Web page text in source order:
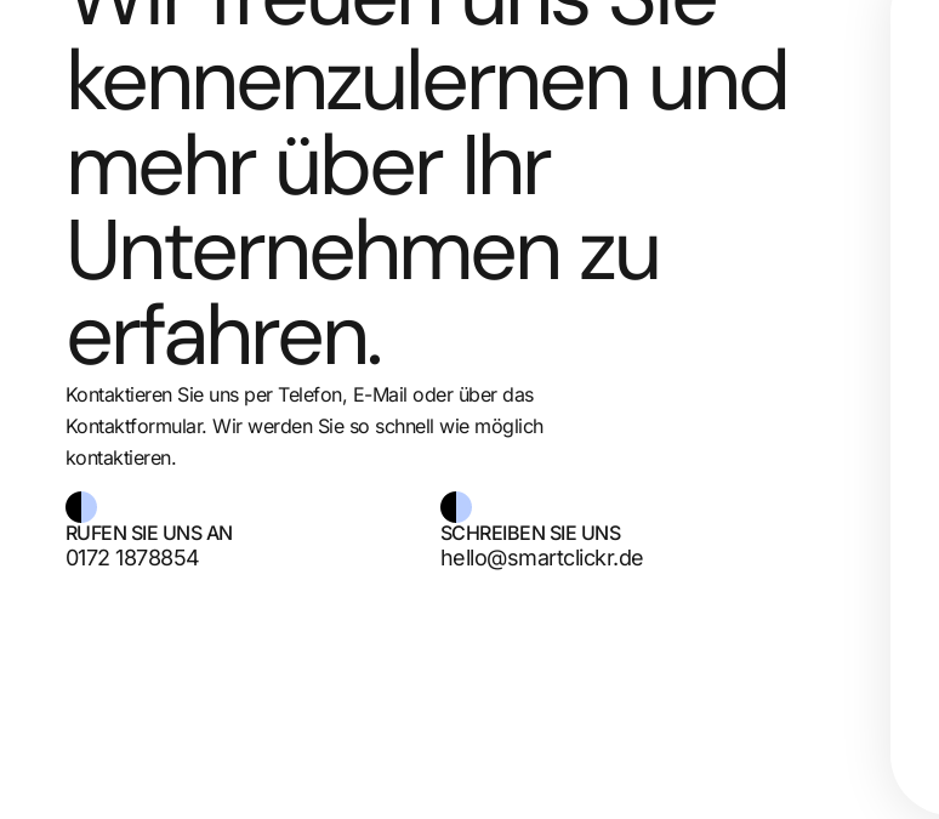
kennenzulernen und
mehr über Ihr
Unternehmen zu
erfahren.
Kontaktieren Sie uns per Telefon, E-Mail oder über das
Kontaktformular. Wir werden Sie so schnell wie möglich
kontaktieren.
RUFEN SIE UNS AN
0172 1878854
SCHREIBEN SIE UNS
hello@smartclickr.de